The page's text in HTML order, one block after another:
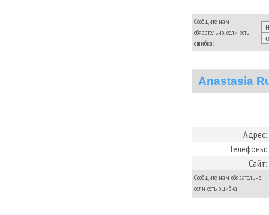
Сообщите нам
обязательно, если есть
ошибка:
Anastasia
Адрес:
Телефоны:
Сайт:
Сообщите нам обязательно,
если есть ошибка: